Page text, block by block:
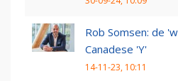
Rob Somsen: de
Canadese 'Y'
14-11-23, 10:11